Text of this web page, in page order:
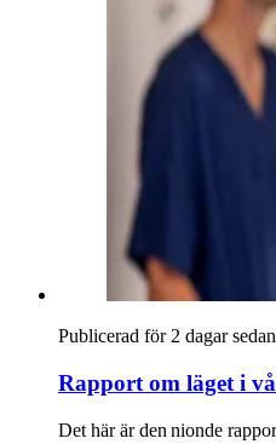
Publicerad för 2 dagar sedan
Rapport om läget i
Det här är den nionde